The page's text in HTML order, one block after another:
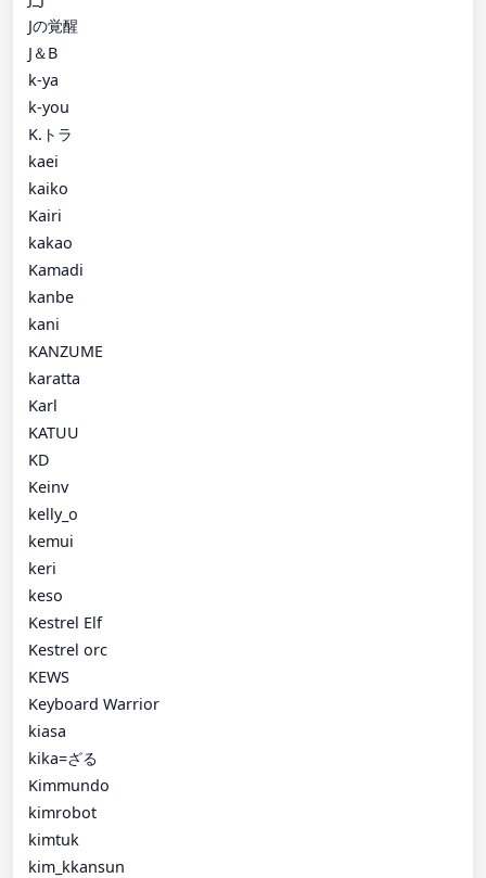
Jの覚醒
J＆B
k-ya
k-you
K.トラ
kaei
kaiko
Kairi
kakao
Kamadi
kanbe
kani
KANZUME
karatta
Karl
KATUU
KD
Keinv
kelly_o
kemui
keri
keso
Kestrel Elf
Kestrel orc
KEWS
Keyboard Warrior
kiasa
kika=ざる
Kimmundo
kimrobot
kimtuk
kim_kkansun